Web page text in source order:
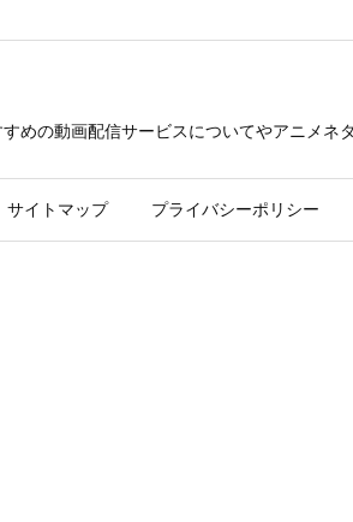
の動画配信サービスについてやアニメネ
サイトマップ プライバシーポリシー